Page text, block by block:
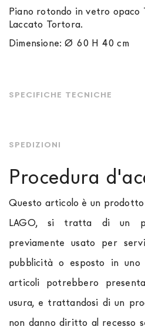
Piano rotondo in vetro opaco
Laccato Tortora.
Dimensione:Ø 60 H 40 cm
SPECIFICHE TECNICHE
SPEDIZIONI
Procedura
Questo articolo è un prodotto
LAGO, si tratta di un
previamente usato per
pubblicità o esposto in uno
articoli potrebbero
usura, e trattandosi di un
non danno diritto al recesso